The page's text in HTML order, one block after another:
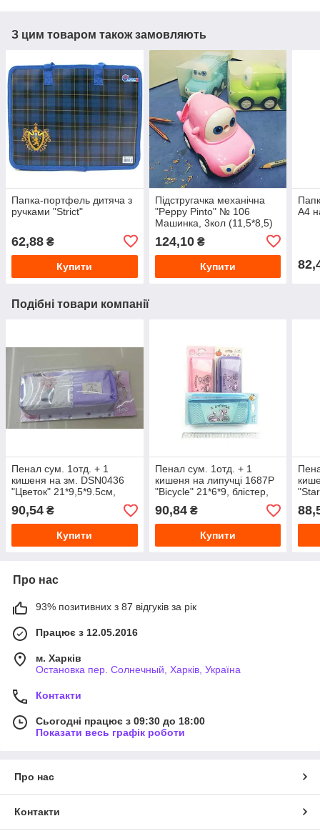
З цим товаром також замовляють
Папка-портфель дитяча з
ручками "Strict"
62,88 ₴
Купити
Підстругачка механічна
"Peppy Pinto" № 106
Машинка, 3кол (11,5*8,5)
124,10₴
Купити
А4
Подібні товари компанії
Пенал сум. 1отд. + 1
кишеня на зм. DSN0436
"Цветок" 21*9,5*9.5см,
микс3
90,54 ₴
Купити
Пенал сум. 1отд. + 1
кишеня на липучці 1687Р
"Bicycle" 21*6*9, блістер,
мікс
90,84₴
Купити
Про нас
93% позитивних з 87 відгуків за рік
Працює з 12.05.2016
м. Харків
Остановка пер. Солнечный, Харків, Україна
Контакти
Сьогодні працює з 09:30 до 18:00
Показати весь графік роботи
Про нас
Контакти